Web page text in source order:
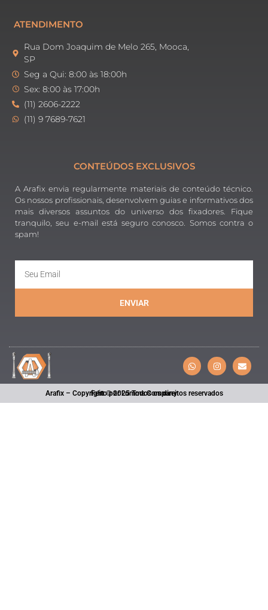
ATENDIMENTO
Rua Dom Joaquim de Melo 265, Mooca,
SP
Seg a Qui: 8:00 às 18:00h
Sex: 8:00 às 17:00h
(11) 2606-2222
(11) 9 7689-7621
CONTEÚDOS EXCLUSIVOS
A Arafix envia regularmente materiais de conteúdo técnico.
Os nossos profissionais, desenvolvem guias e informativos dos
mais diversos assuntos do universo dos fixadores. Fique
tranquilo, seu e-mail está seguro conosco. Somos contra o
spam!
ENVIAR
Arafix – Copyright © 2025 Todos os direitos reservados
Feito por Lumma Company